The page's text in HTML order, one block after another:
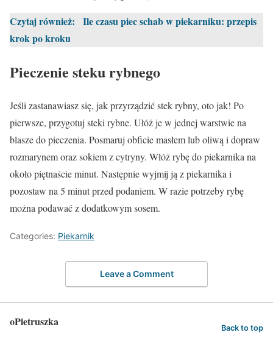
Czytaj również:
Ile czasu piec schab w piekarniku: przepis
krok po kroku
Pieczenie steku rybnego
Jeśli zastanawiasz się, jak przyrządzić stek rybny, oto jak! Po
pierwsze, przygotuj steki rybne. Ułóż je w jednej warstwie na
blasze do pieczenia. Posmaruj obficie masłem lub oliwą i dopraw
rozmarynem oraz sokiem z cytryny. Włóż rybę do piekarnika na
około piętnaście minut. Następnie wyjmij ją z piekarnika i
pozostaw na 5 minut przed podaniem. W razie potrzeby rybę
można podawać z dodatkowym sosem.
Categories: Piekarnik
Leave a Comment
oPietruszka Back to top